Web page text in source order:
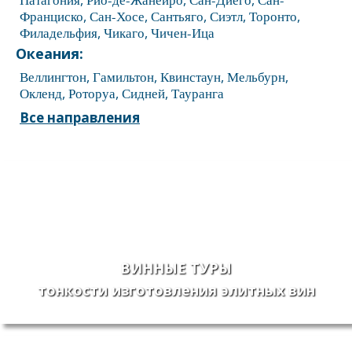
Франциско, Сан-Хосе, Сантьяго, Сиэтл, Торонто,
Филадельфия, Чикаго, Чичен-Ица
Океания:
Веллингтон, Гамильтон, Квинстаун, Мельбурн,
Окленд, Роторуа, Сидней, Тауранга
Все направления
ВИННЫЕ ТУРЫ
тонкости изготовления элитных вин